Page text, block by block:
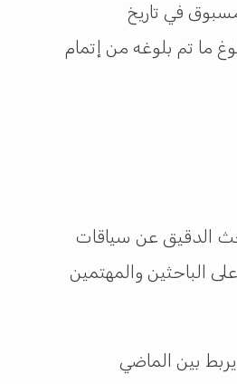
في تاريخ
ما تم بلوغه من إتمام
الدقيق عن سياقات
الباحثين والمهتمين
يربط بين الماضي